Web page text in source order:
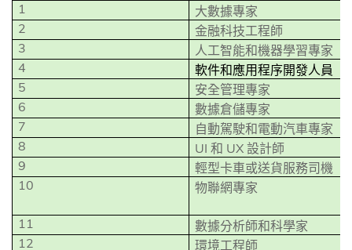
1 大數據專家
2 金融科技工程師
3 人工智能和機器學習專家
4 軟件和應用程序開發人員
5 安全管理專家
6 數據倉儲專家
7 自動駕駛和電動汽車專家
8 UI和 UX設計師
9 輕型卡車或送貨服務司機
10 物聯網專家
11 數據分析師和科學家
12 環境工程師